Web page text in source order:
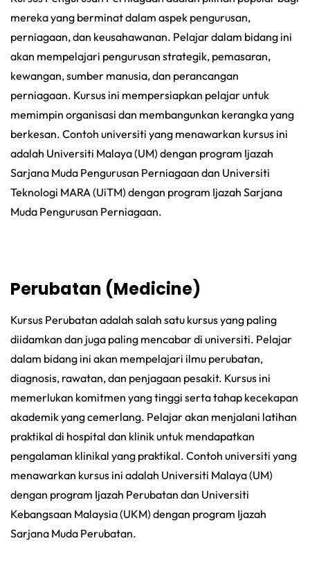
mereka yang berminat dalam aspek pengurusan,
perniagaan, dan keusahawanan. Pelajar dalam bidang ini
akan mempelajari pengurusan strategik, pemasaran,
kewangan, sumber manusia, dan perancangan
perniagaan. Kursus ini mempersiapkan pelajar untuk
memimpin organisasi dan membangunkan kerangka yang
berkesan. Contoh universiti yang menawarkan kursus ini
adalah Universiti Malaya (UM) dengan program Ijazah
Sarjana Muda Pengurusan Perniagaan dan Universiti
Teknologi MARA (UiTM) dengan program Ijazah Sarjana
Muda Pengurusan Perniagaan.
Perubatan (Medicine)
Kursus Perubatan adalah salah satu kursus yang paling
diidamkan dan juga paling mencabar di universiti. Pelajar
dalam bidang ini akan mempelajari ilmu perubatan,
diagnosis, rawatan, dan penjagaan pesakit. Kursus ini
memerlukan komitmen yang tinggi serta tahap kecekapan
akademik yang cemerlang. Pelajar akan menjalani latihan
praktikal di hospital dan klinik untuk mendapatkan
pengalaman klinikal yang praktikal. Contoh universiti yang
menawarkan kursus ini adalah Universiti Malaya (UM)
dengan program Ijazah Perubatan dan Universiti
Kebangsaan Malaysia (UKM) dengan program Ijazah
Sarjana Muda Perubatan.